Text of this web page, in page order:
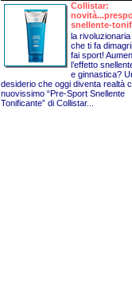
Collistar:
snellente-
la
che ti fa
fai sport!
l’effetto
e ginnastica?
desiderio che oggi diventa realtà
nuovissimo “Pre-Sport Snellente
Tonificante” di Collistar...